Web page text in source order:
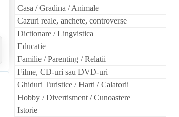
Casa / Gradina / Animale
Cazuri reale, anchete, controverse
Dictionare / Lingvistica
Educatie
Familie / Parenting / Relatii
Filme, CD-uri sau DVD-uri
Ghiduri Turistice / Harti / Calatorii
Hobby / Divertisment / Cunoastere
Istorie